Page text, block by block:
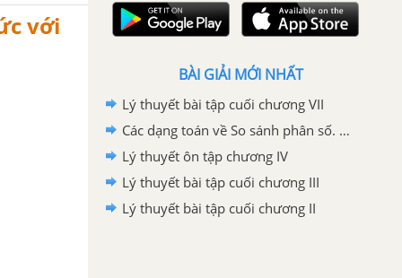
với
BÀI GIẢI MỚI NHẤT
Lý thuyết bài tập cuối chương VII
Các dạng toán về So sánh phân số. Hỗn số dương
Lý thuyết ôn tập chương IV
Lý thuyết bài tập cuối chương III
Lý thuyết bài tập cuối chương II